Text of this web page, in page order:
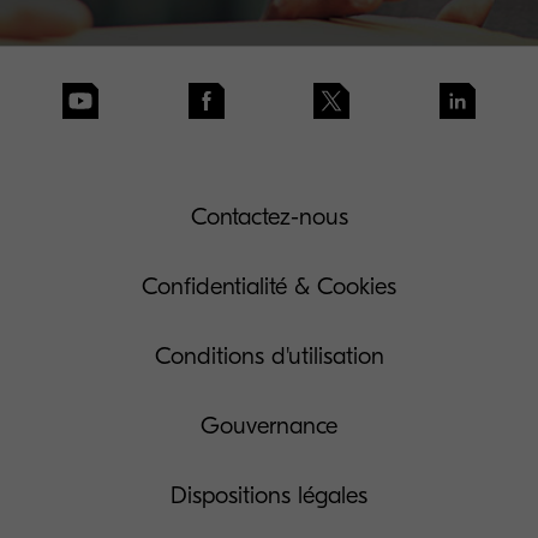
Contactez-nous
Confidentialité & Cookies
Conditions d'utilisation
Gouvernance
Dispositions légales